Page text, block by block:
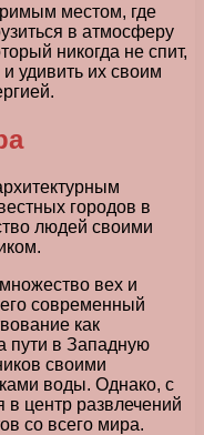
местом, где
в атмосферу
никогда не спит,
и удивить их своим
городов в
людей своими
вех и
современный
как
пути в Западную
своими
воды. Однако, с
центр развлечений
со всего мира.